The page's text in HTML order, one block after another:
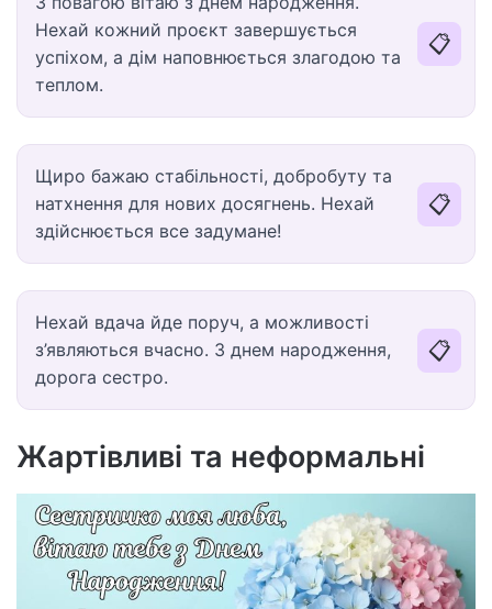
Нехай кожний проєкт завершується
успіхом, а дім наповнюється злагодою та
теплом.
📋
Щиро бажаю стабільності, добробуту та
натхнення для нових досягнень. Нехай
здійснюється все задумане!
📋
Нехай вдача йде поруч, а можливості
з’являються вчасно. З днем народження,
дорога сестро.
📋
Жартівливі та неформальні